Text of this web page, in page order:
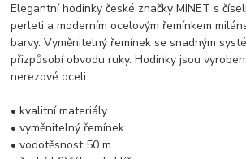
Elegantní hodinky české značky MINET s
perleti a moderním ocelovým řemínkem
barvy. Vyměnitelný řemínek se snadným
přizpůsobí obvodu ruky. Hodinky jsou
nerezové oceli.
• kvalitní materiály
• vyměnitelný řemínek
• vodotěsnost 50 m